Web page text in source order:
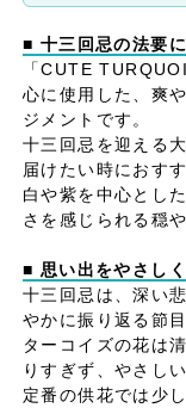
■ 十三回忌の法要
「CUTE
心に使用した、爽
ジメントです。
十三回忌を迎える
届けたい時におす
白や紫を中心とし
さを感じられる穏
■ 思い出をやさし
十三回忌は、深い
やかに振り返る節
ターコイズの花は
りすぎず、やさし
定番の供花では少